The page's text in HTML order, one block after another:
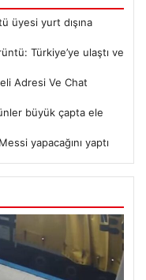
üyesi yurt dışına
Türkiye’ye ulaştı ve
Adresi Ve Chat
büyük çapta ele
yapacağını yaptı